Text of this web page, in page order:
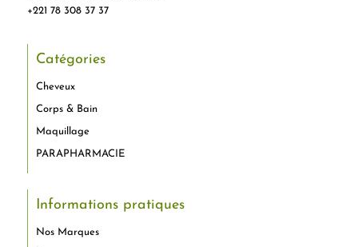
+221 78 308 37 37
Catégories
Cheveux
Corps & Bain
Maquillage
PARAPHARMACIE
Informations pratiques
Nos Marques